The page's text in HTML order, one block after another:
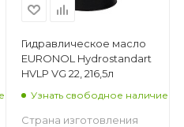
Гидравлическое масло
EURONOL Hydrostandart
HVLP VG 22, 216,5л
Узнать свободное наличие
Страна изготовления